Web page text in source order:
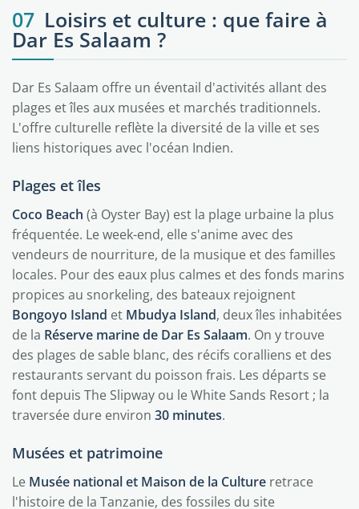
07 Loisirs et culture : que faire à
Dar Es Salaam ?
Dar Es Salaam offre un éventail d'activités allant des
plages et îles aux musées et marchés traditionnels.
L'offre culturelle reflète la diversité de la ville et ses
liens historiques avec l'océan Indien.
Plages et îles
Coco Beach (à Oyster Bay) est la plage urbaine la plus
fréquentée. Le week-end, elle s'anime avec des
vendeurs de nourriture, de la musique et des familles
locales. Pour des eaux plus calmes et des fonds marins
propices au snorkeling, des bateaux rejoignent
Bongoyo Island et Mbudya Island, deux îles inhabitées
de la Réserve marine de Dar Es Salaam. On y trouve
des plages de sable blanc, des récifs coralliens et des
restaurants servant du poisson frais. Les départs se
font depuis The Slipway ou le White Sands Resort ; la
traversée dure environ 30 minutes.
Musées et patrimoine
Le Musée national et Maison de la Culture retrace
l'histoire de la Tanzanie, des fossiles du site